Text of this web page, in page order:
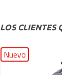
LOS CLIENTES
Nuevo